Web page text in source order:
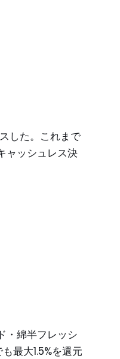
した。これまで
ャッシュレス決
・綿半フレッシ
最大1.5%を還元